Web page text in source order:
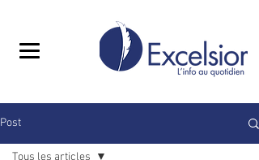
Post
Tous les articles